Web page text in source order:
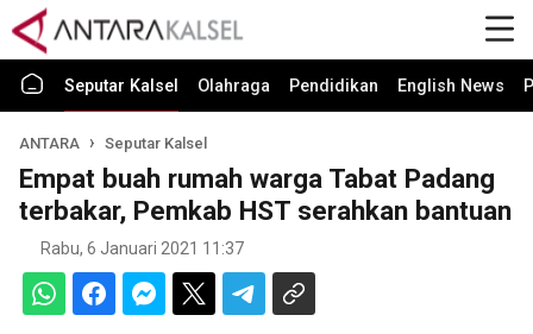
Seputar Kalsel Olahraga Pendidikan English News
ANTARA Seputar Kalsel
Empat buah rumah warga Tabat Padang
terbakar, Pemkab HST serahkan bantuan
Rabu, 6 Januari 2021 11:37